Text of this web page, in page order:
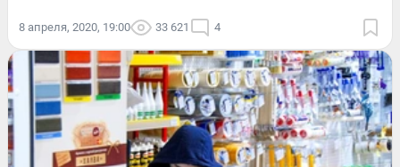
8 апреля, 2020, 19:00 33 621 4